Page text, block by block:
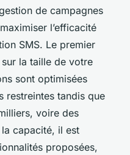
de campagnes
l’efficacité
SMS. Le premier
la taille de votre
sont optimisées
restreintes tandis que
voire des
capacité, il est
proposées,